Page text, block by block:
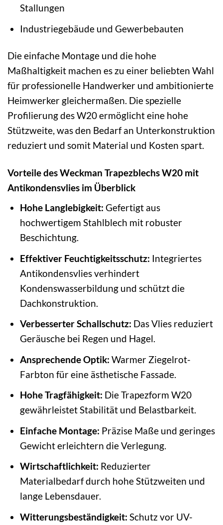
Stallungen
Industriegebäude und Gewerbebauten
Die einfache Montage und die hohe
Maßhaltigkeit machen es zu einer beliebten Wahl
für professionelle Handwerker und ambitionierte
Heimwerker gleichermaßen. Die spezielle
Profilierung des W20 ermöglicht eine hohe
Stützweite, was den Bedarf an Unterkonstruktion
reduziert und somit Material und Kosten spart.
Vorteile des Weckman Trapezblechs W20 mit
Antikondensvlies im Überblick
Hohe Langlebigkeit: Gefertigt aus
hochwertigem Stahlblech mit robuster
Beschichtung.
Effektiver Feuchtigkeitsschutz: Integriertes
Antikondensvlies verhindert
Kondenswasserbildung und schützt die
Dachkonstruktion.
Verbesserter Schallschutz: Das Vlies reduziert
Geräusche bei Regen und Hagel.
Ansprechende Optik: Warmer Ziegelrot-
Farbton für eine ästhetische Fassade.
Hohe Tragfähigkeit: Die Trapezform W20
gewährleistet Stabilität und Belastbarkeit.
Einfache Montage: Präzise Maße und geringes
Gewicht erleichtern die Verlegung.
Wirtschaftlichkeit: Reduzierter
Materialbedarf durch hohe Stützweiten und
lange Lebensdauer.
Witterungsbeständigkeit: Schutz vor UV-